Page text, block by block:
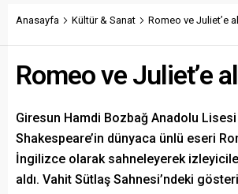
Anasayfa Kültür & Sanat Romeo ve Juliet’e
Romeo ve Juliet’e
Giresun Hamdi Bozbağ Anadolu
Shakespeare’in dünyaca ünlü eseri
İngilizce olarak sahneleyerek
aldı. Vahit Sütlaş Sahnesi’ndeki